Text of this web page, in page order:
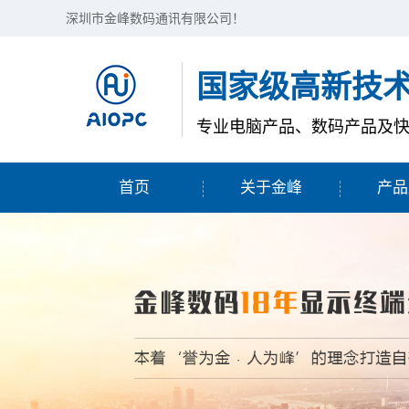
深圳市金峰数码通讯有限公司！
国家级高新技
专业电脑产品、数码产品及
首页 关于金峰 产